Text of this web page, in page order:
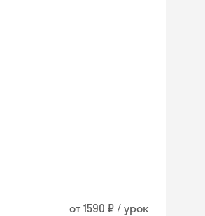
от 1590 ₽ / урок